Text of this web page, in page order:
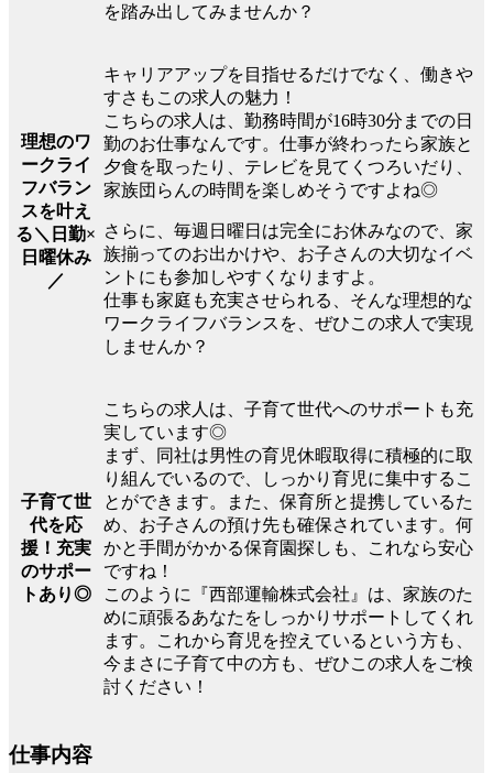
を踏み出してみませんか？
理想のワ
ークライ
フバラン
スを叶え
る＼日勤×
日曜休み
／
キャリアアップを目指せるだけでなく、働きや
すさもこの求人の魅力！
こちらの求人は、勤務時間が16時30分までの日
勤のお仕事なんです。仕事が終わったら家族と
夕食を取ったり、テレビを見てくつろいだり、
家族団らんの時間を楽しめそうですよね◎
さらに、毎週日曜日は完全にお休みなので、家
族揃ってのお出かけや、お子さんの大切なイベ
ントにも参加しやすくなりますよ。
仕事も家庭も充実させられる、そんな理想的な
ワークライフバランスを、ぜひこの求人で実現
しませんか？
子育て世
代を応
援！充実
のサポー
トあり◎
こちらの求人は、子育て世代へのサポートも充
実しています◎
まず、同社は男性の育児休暇取得に積極的に取
り組んでいるので、しっかり育児に集中するこ
とができます。また、保育所と提携しているた
め、お子さんの預け先も確保されています。何
かと手間がかかる保育園探しも、これなら安心
ですね！
このように『西部運輸株式会社』は、家族のた
めに頑張るあなたをしっかりサポートしてくれ
ます。これから育児を控えているという方も、
今まさに子育て中の方も、ぜひこの求人をご検
討ください！
仕事内容